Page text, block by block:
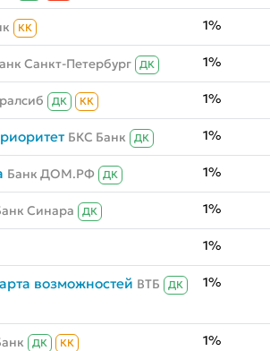
КК 1%
Санкт-Петербург ДК 1%
ДК КК 1%
БКС Банк ДК 1%
Банк ДОМ.РФ ДК 1%
Синара ДК 1%
1%
возможностей ВТБ
ДК
1%
ДК КК 1%